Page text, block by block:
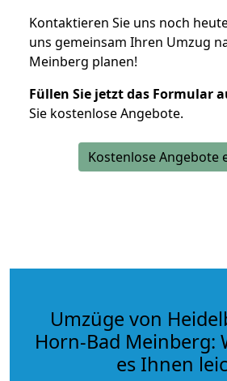
Kontaktieren Sie uns noch
uns gemeinsam Ihren Umzug
Meinberg planen!
Füllen Sie jetzt das Formular
Sie kostenlose Angebote.
Kostenlose Angebote
Umzüge von
Horn-Bad Meinberg:
es Ihnen